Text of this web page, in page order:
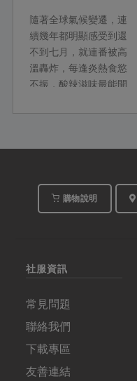
隨著全球氣候變遷，連
續幾年都明顯感受到還
不到七月，就連番被高
溫轟炸，每逢炎熱食慾
不振，酸辣滋味最能開
西餐主廚王志舜分享幾
並運用當季蔬果入菜的
手，又能快速提振食慾
的泰式經典料理，邀請
之驚艷。
購物說明
社服資訊
常見問題
聯絡我們
下載專區
友善連結